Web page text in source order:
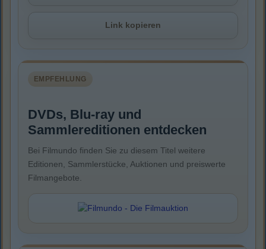
Link kopieren
EMPFEHLUNG
DVDs, Blu-ray und
Sammlereditionen entdecken
Bei Filmundo finden Sie zu diesem Titel weitere
Editionen, Sammlerstücke, Auktionen und preiswerte
Filmangebote.